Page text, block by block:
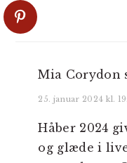
Mia Corydon
25. januar 2024 kl.
Håber 2024
og glæde i